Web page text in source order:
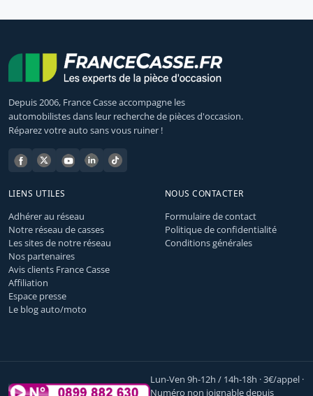
Depuis 2006, France Casse accompagne les
automobilistes dans leur recherche de pièces d'occasion.
Réparez votre auto sans vous ruiner !
LIENS UTILES
Adhérer au réseau
Notre réseau de casses
Les sites de notre réseau
Nos partenaires
Avis clients France Casse
Affiliation
Espace presse
Le blog auto/moto
NOUS CONTACTER
Formulaire de contact
Politique de confidentialité
Conditions générales
Lun-Ven 9h-12h / 14h-18h · 3€/appel ·
Numéro non joignable depuis